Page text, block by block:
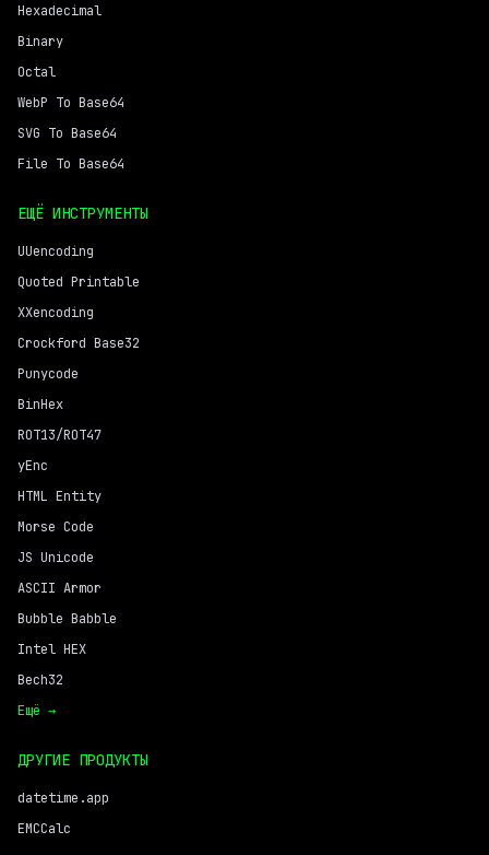
Hexadecimal
Binary
Octal
WebP To Base64
SVG To Base64
File To Base64
ЕЩЁ ИНСТРУМЕНТЫ
UUencoding
Quoted Printable
XXencoding
Crockford Base32
Punycode
BinHex
ROT13/ROT47
yEnc
HTML Entity
Morse Code
JS Unicode
ASCII Armor
Bubble Babble
Intel HEX
Bech32
Ещё →
ДРУГИЕ ПРОДУКТЫ
datetime.app
EMCCalc